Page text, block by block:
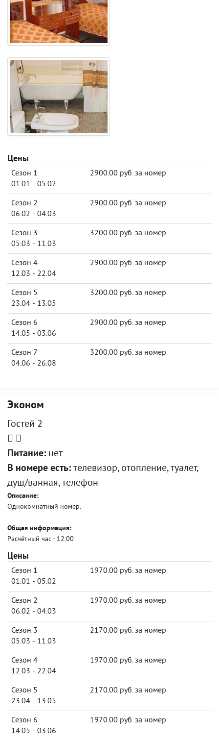
Цены
Сезон 1
01.01 - 05.02
2900.00 руб. за номер
Сезон 2
06.02 - 04.03
2900.00 руб. за номер
Сезон 3
05.03 - 11.03
3200.00 руб. за номер
Сезон 4
12.03 - 22.04
2900.00 руб. за номер
Сезон 5
23.04 - 13.05
3200.00 руб. за номер
Сезон 6
14.05 - 03.06
2900.00 руб. за номер
Сезон 7
04.06 - 26.08
3200.00 руб. за номер
Эконом
Гостей 2
Питание: нет
В номере есть: телевизор, отопление, туалет,
душ/ванная, телефон
Описание:
Однокомнатный номер.
Общая информация:
Расчётный час - 12:00
Цены
Сезон 1
01.01 - 05.02
1970.00 руб. за номер
Сезон 2
06.02 - 04.03
1970.00 руб. за номер
Сезон 3
05.03 - 11.03
2170.00 руб. за номер
Сезон 4
12.03 - 22.04
1970.00 руб. за номер
Сезон 5
23.04 - 13.05
2170.00 руб. за номер
Сезон 6
14.05 - 03.06
1970.00 руб. за номер